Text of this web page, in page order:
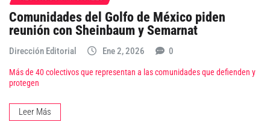
Comunidades del Golfo de México piden
reunión con Sheinbaum y Semarnat
Dirección Editorial Ene 2, 2026 0
Más de 40 colectivos que representan a las comunidades que defienden y
protegen
Leer Más